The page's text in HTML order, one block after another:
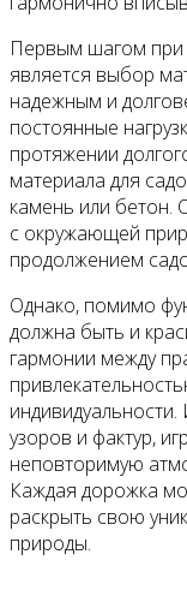
Первым шагом при
является выбор
надежным и
постоянные
протяжении
материала для
камень или бетон.
с окружающей
продолжением
Однако, помимо
должна быть и
гармонии между
узоров и фактур,
неповторимую
Каждая дорожка
раскрыть свою
природы.